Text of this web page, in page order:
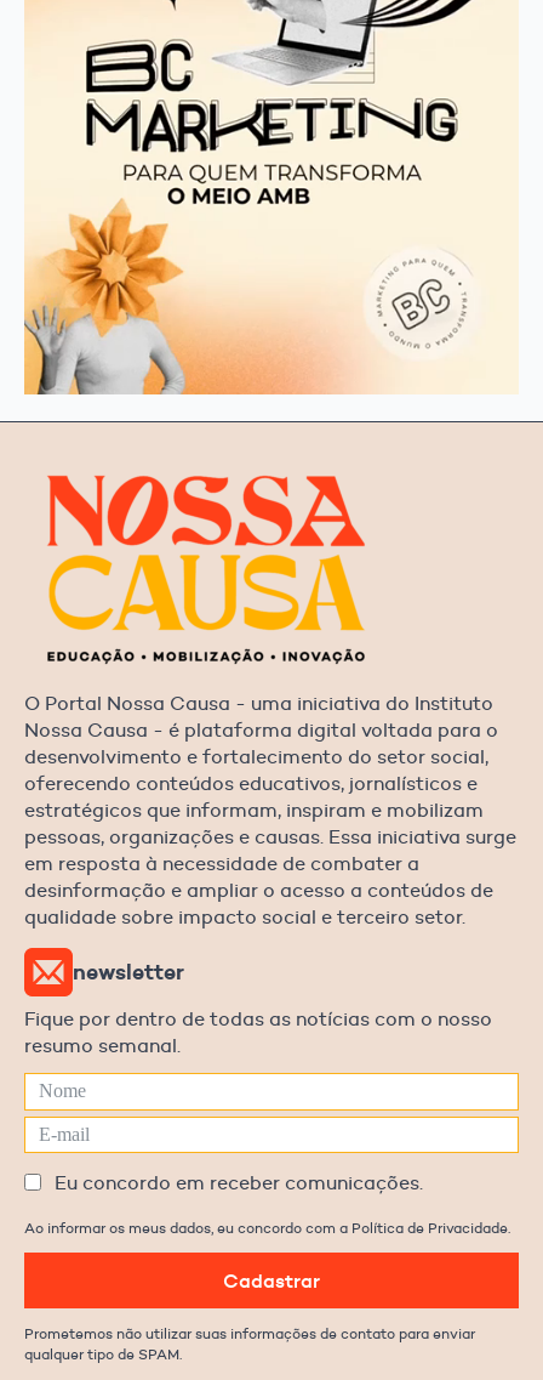
O Portal Nossa Causa - uma iniciativa do Instituto
Nossa Causa - é plataforma digital voltada para o
desenvolvimento e fortalecimento do setor social,
oferecendo conteúdos educativos, jornalísticos e
estratégicos que informam, inspiram e mobilizam
pessoas, organizações e causas. Essa iniciativa surge
em resposta à necessidade de combater a
desinformação e ampliar o acesso a conteúdos de
qualidade sobre impacto social e terceiro setor.
newsletter
Fique por dentro de todas as notícias com o nosso
resumo semanal.
Eu concordo em receber comunicações.
Ao informar os meus dados, eu concordo com a Política de Privacidade.
Cadastrar
Prometemos não utilizar suas informações de contato para enviar
qualquer tipo de SPAM.